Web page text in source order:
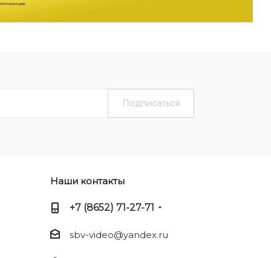
Наши контакты
+7 (8652) 71-27-71
sbv-video@yandex.ru